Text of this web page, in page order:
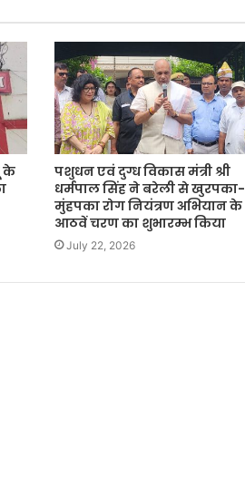
के
पशुधन एवं दुग्ध विकास मंत्री श्री
धर्मपाल सिंह ने बरेली से खुरपका-
मुंहपका रोग नियंत्रण अभियान के
आठवें चरण का शुभारम्भ किया
July 22, 2026